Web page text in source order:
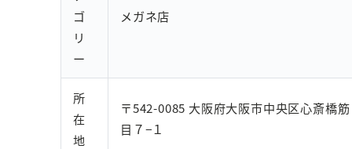
ゴ
リ
ー
メガネ店
所
在
地
〒542-0085 大阪府大阪市中央区心斎橋
目７−１